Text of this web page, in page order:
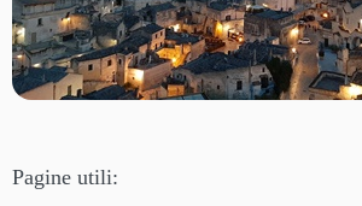
Pagine utili: